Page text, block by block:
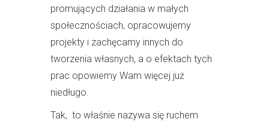
promujących działania w małych
społecznościach, opracowujemy
projekty i zachęcamy innych do
tworzenia własnych, a o efektach tych
prac opowiemy Wam więcej już
niedługo.
Tak, to właśnie nazywa się ruchem